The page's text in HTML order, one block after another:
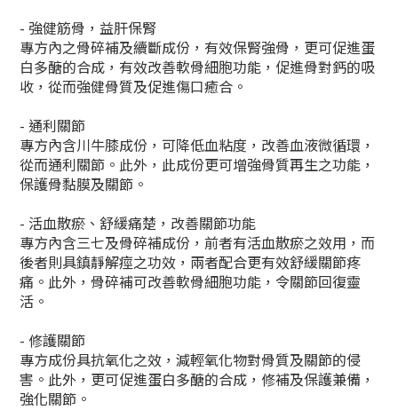
- 強健筋骨，益肝保腎
專方內之骨碎補及續斷成份，有效保腎強骨，更可促進蛋
白多醣的合成，有效改善軟骨細胞功能，促進骨對鈣的吸
收，從而強健骨質及促進傷口癒合。
- 通利關節
專方內含川牛膝成份，可降低血粘度，改善血液微循環，
從而通利關節。此外，此成份更可增強骨質再生之功能，
保護骨黏膜及關節。
- 活血散瘀、舒緩痛楚，改善關節功能
專方內含三七及骨碎補成份，前者有活血散瘀之效用，而
後者則具鎮靜解痙之功效，兩者配合更有效舒緩關節疼
痛。此外，骨碎補可改善軟骨細胞功能，令關節回復靈
活。
- 修護關節
專方成份具抗氧化之效，減輕氧化物對骨質及關節的侵
害。此外，更可促進蛋白多醣的合成，修補及保護兼備，
強化關節。